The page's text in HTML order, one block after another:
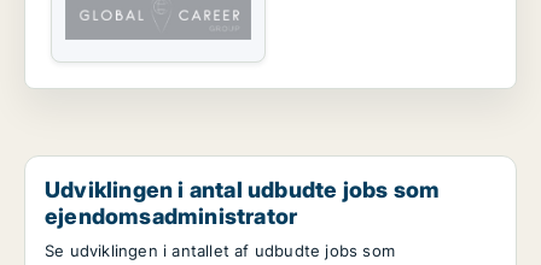
Udviklingen i antal udbudte jobs som
ejendomsadministrator
Se udviklingen i antallet af udbudte jobs som